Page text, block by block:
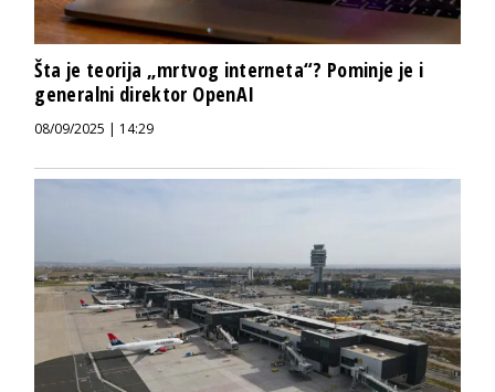
Šta je teorija „mrtvog interneta“? Pominje je i
generalni direktor OpenAI
08/09/2025 | 14:29